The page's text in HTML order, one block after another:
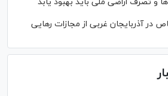
آذربایجان‌ غربی از مجازات رهایی